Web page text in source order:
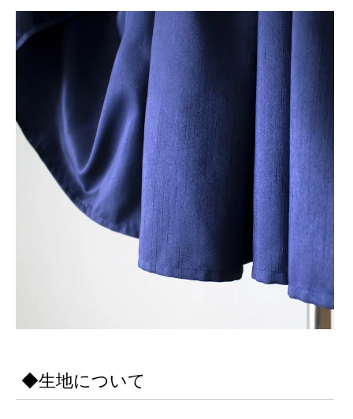
◆生地について